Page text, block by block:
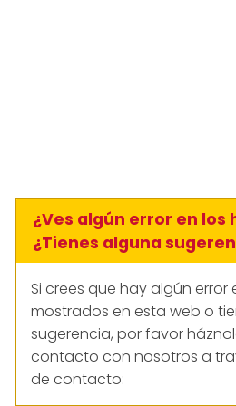
¿Ves algún error en los
¿Tienes alguna
Si crees que hay algún error
mostrados en esta web o
sugerencia, por favor
contacto con nosotros a
de contacto: